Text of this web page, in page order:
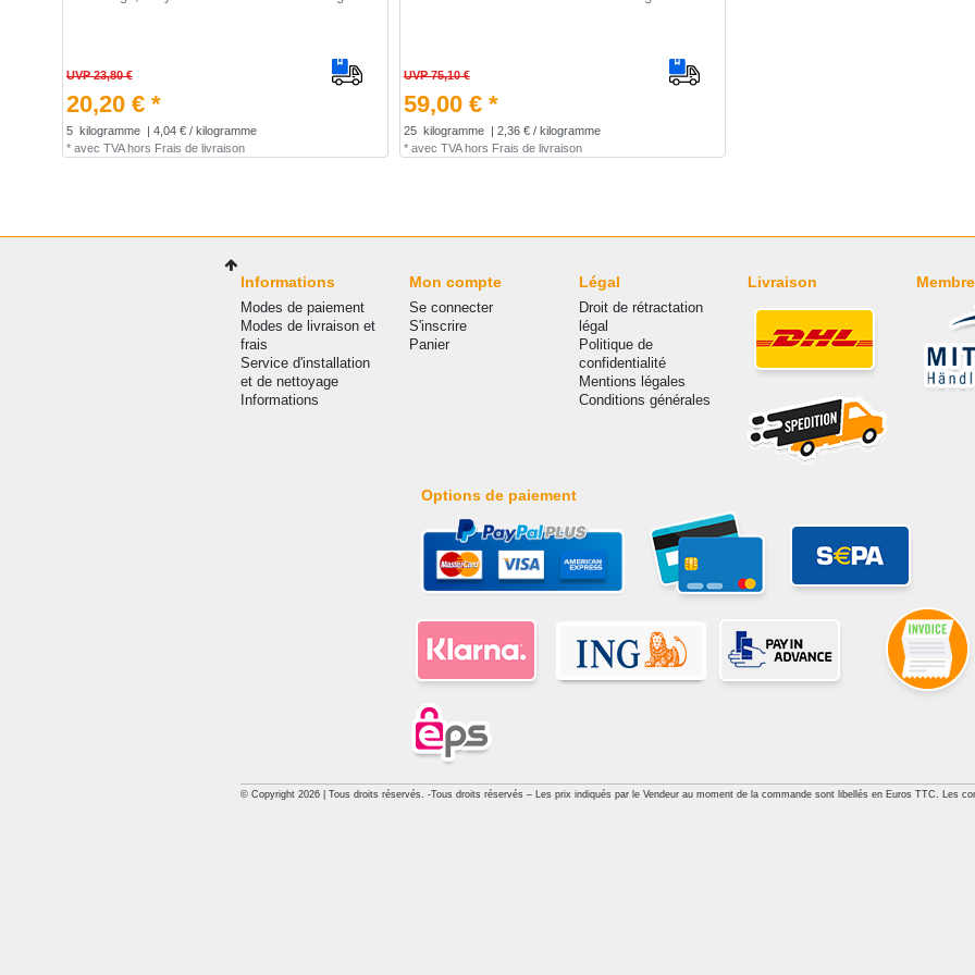
UVP 23,80 €
20,20 € *
5 kilogramme
| 4,04 € / kilogramme
* avec TVAhors Frais de livraison
UVP 75,10 €
59,00 € *
25 kilogramme
| 2,36 € / kilogramme
* avec TVAhors Frais de livraison
Informations
Modes de paiement
Modes de livraison et
frais
Service d'installation
et de nettoyage
Informations
Mon compte
Se connecter
S'inscrire
Panier
Légal
Droit de rétractation
légal
Politique de
confidentialité
Mentions légales
Conditions générales
Livraison
Options de paiement
© Copyright 2026 | Tous droits réservés. -Tous droits réservés – Les prix indiqués par le Vendeur au moment de la commande sont libellés en Euros TTC. Les